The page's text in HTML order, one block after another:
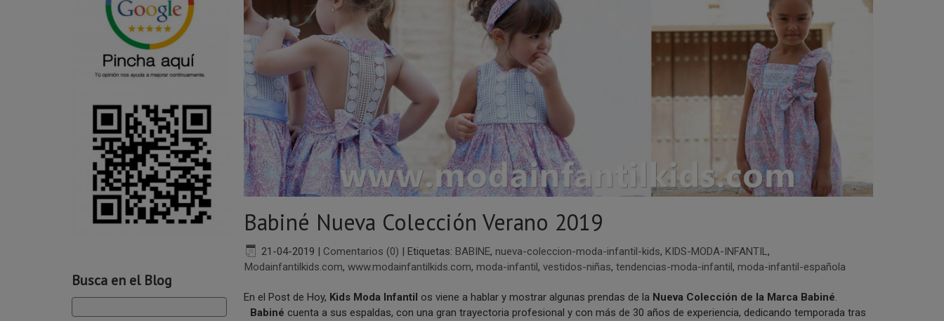
Busca en el Blog
Babiné Nueva Colección Verano 2019
21-04-2019 Comentarios (0) Etiquetas: BABINE, nueva-coleccion-moda-infantil-kids, KIDS-MODA-INFANTIL,
Modainfantilkids.com, www.modainfantilkids.com, moda-infantil , vestidos-niñas, tendencias-moda-infantil , moda-infantil-española
En el Post de Hoy, Kids Moda Infantil os viene a hablar y mostrar algunas prendas de la Nueva Colección de la Marca Babiné.
Babiné cuenta a sus espaldas, con una gran trayectoria profesional y con más de 30 años de experiencia, dedicando temporada tras